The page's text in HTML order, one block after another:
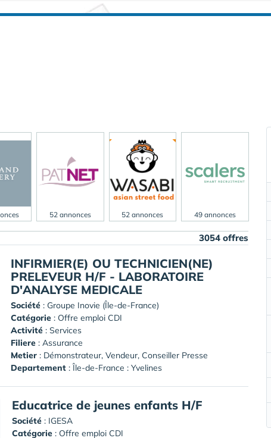
52 annonces 52 annonces 49 annonces
3054 offres
INFIRMIER(E) OU TECHNICIEN(NE)
PRELEVEUR H/F - LABORATOIRE
D'ANALYSE MEDICALE
Société : Groupe Inovie (Île-de-France)
Catégorie : Offre emploi CDI
Activité : Services
Filiere : Assurance
Metier : Démonstrateur, Vendeur, Conseiller Presse
Departement : Île-de-France : Yvelines
Educatrice de jeunes enfants H/F
Société : IGESA
Catégorie : Offre emploi CDI